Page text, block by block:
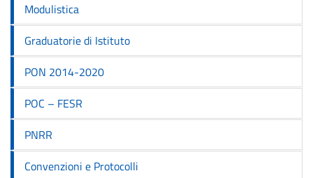
Modulistica
Graduatorie di Istituto
PON 2014-2020
POC – FESR
PNRR
Convenzioni e Protocolli